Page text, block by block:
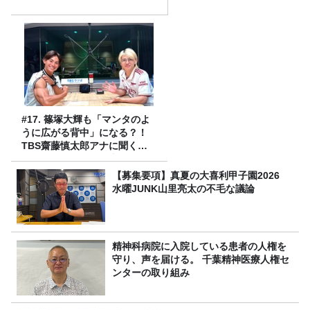
#17. 篠塚大輝も「マンタのよ
うに広がる背中」になる？！
TBS齋藤慎太郎アナに聞くメ
ンズフィジークの魅力！！
【募集要項】真夏の大喜利甲子園2026
水曜JUNK山里亮太の不毛な議論
精神科病院に入院している患者の人権を
守り、声を届ける。 千葉精神医療人権セ
ンターの取り組み